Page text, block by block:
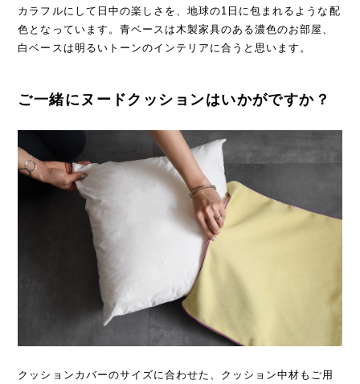
カラフルにして日中の楽しさを、地球の1日に包まれるような配
色となっています。青ベースは木製家具のある濃色のお部屋、
白ベースは明るいトーンのインテリアに合うと思います。
ご一緒にヌードクッションはいかがですか？
クッションカバーのサイズに合わせた、クッション中材もご用